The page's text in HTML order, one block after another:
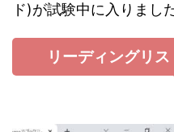
ド)が試験中に入りました
リーディングリ